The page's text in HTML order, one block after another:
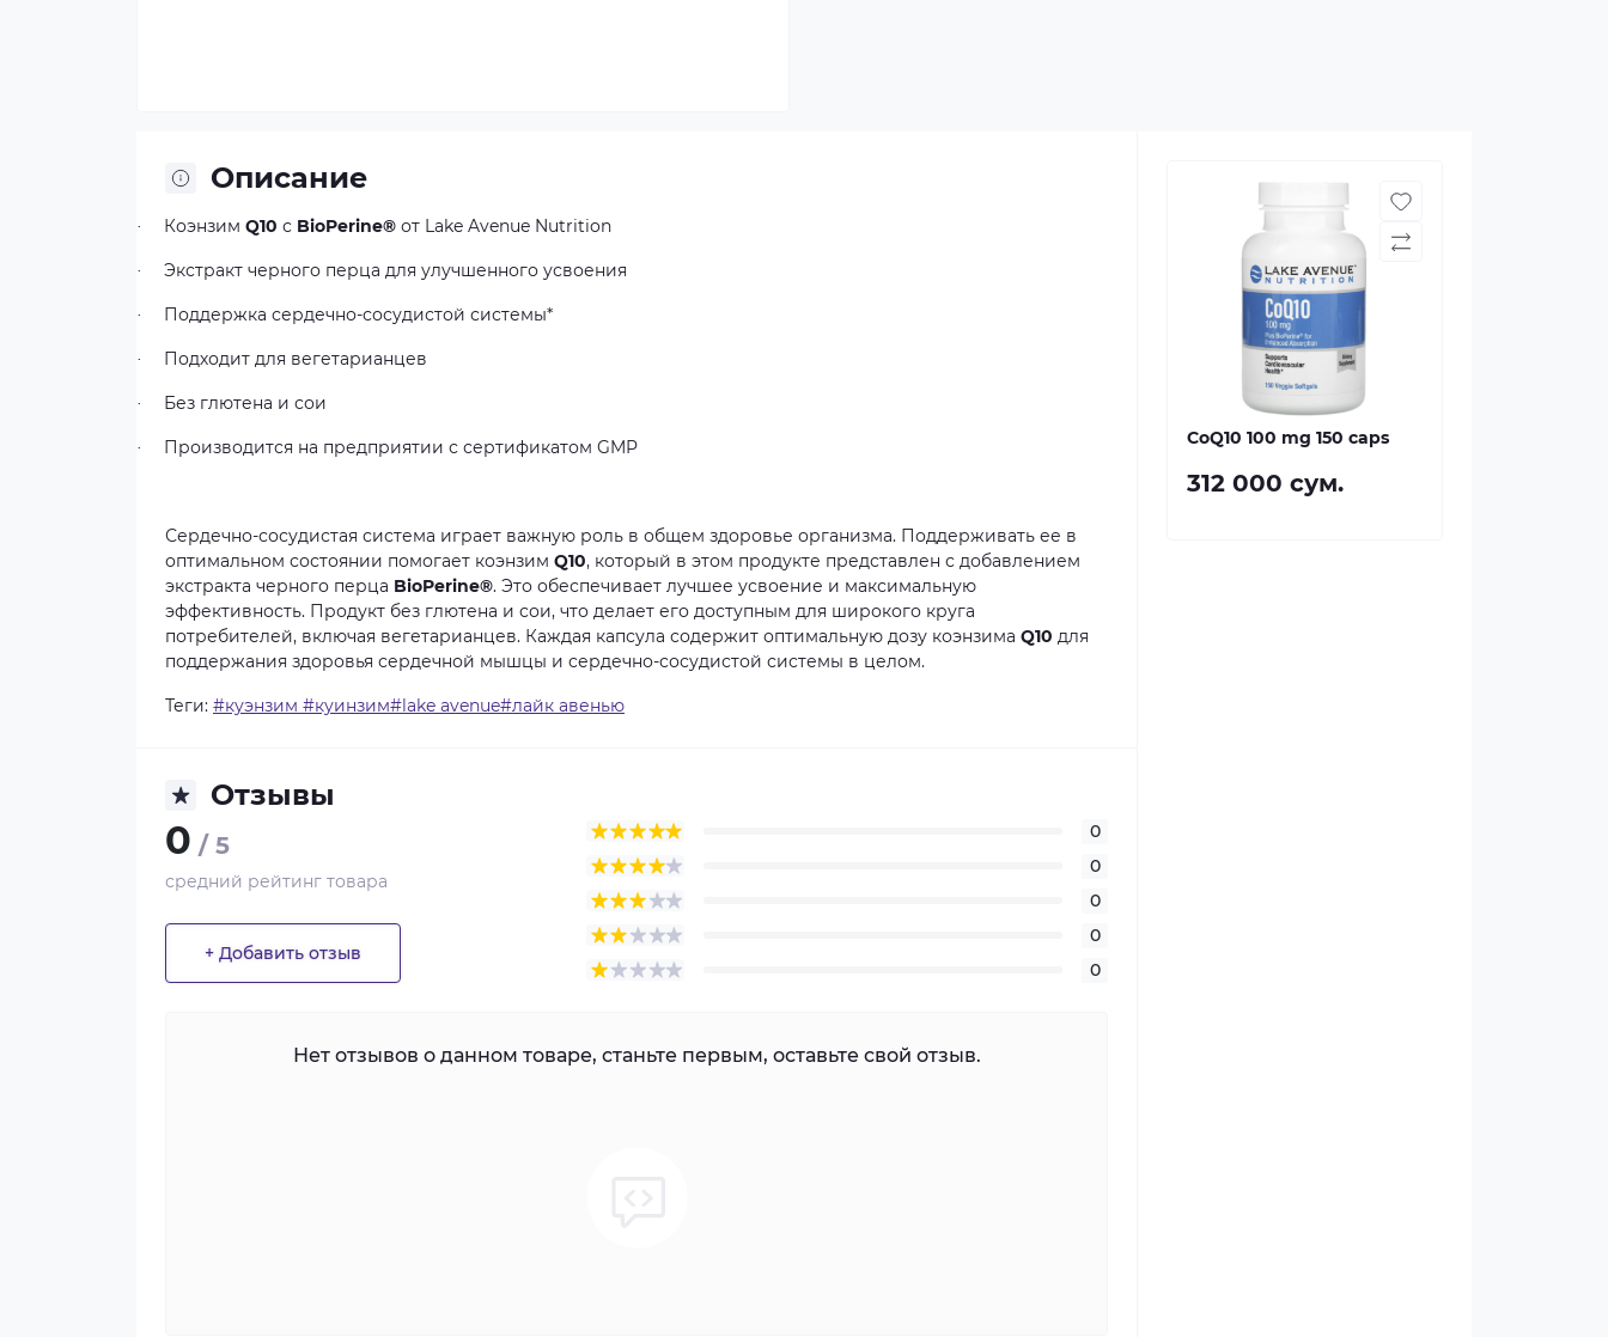
Описание
· Коэнзим Q10 с BioPerine® от Lake Avenue Nutrition
· Экстракт черного перца для улучшенного усвоения
· Поддержка сердечно-сосудистой системы*
· Подходит для вегетарианцев
· Без глютена и сои
· Производится на предприятии с сертификатом GMP
Сердечно-сосудистая система играет важную роль в общем здоровье организма. Поддерживать ее в
оптимальном состоянии помогает коэнзим Q10, который в этом продукте представлен с добавлением
экстракта черного перца BioPerine®. Это обеспечивает лучшее усвоение и максимальную
эффективность. Продукт без глютена и сои, что делает его доступным для широкого круга
потребителей, включая вегетарианцев. Каждая капсула содержит оптимальную дозу коэнзима Q10 для
поддержания здоровья сердечной мышцы и сердечно-сосудистой системы в целом.
Теги: #куэнзим #куинзим#lake avenue#лайк авенью
Отзывы
0 / 5
средний рейтинг товара
+ Добавить отзыв
0
0
0
0
0
Нет отзывов о данном товаре, станьте первым, оставьте свой отзыв.
CoQ10 100 mg 150 caps
312 000 сум.